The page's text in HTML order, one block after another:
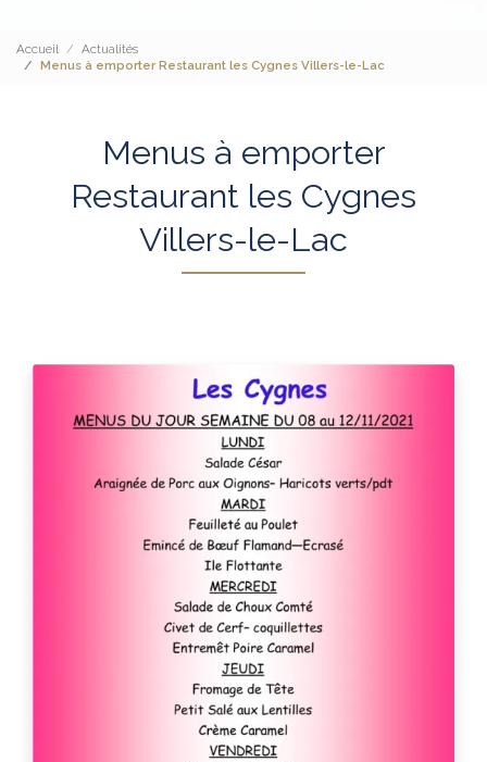
Accueil
Actualités
Menus à emporter Restaurant les Cygnes Villers-le-Lac
Menus à emporter
Restaurant les Cygnes
Villers-le-Lac